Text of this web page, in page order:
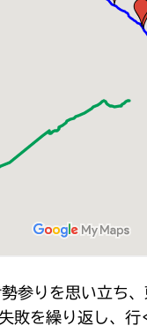
参りを思い立ち
を繰り返し、